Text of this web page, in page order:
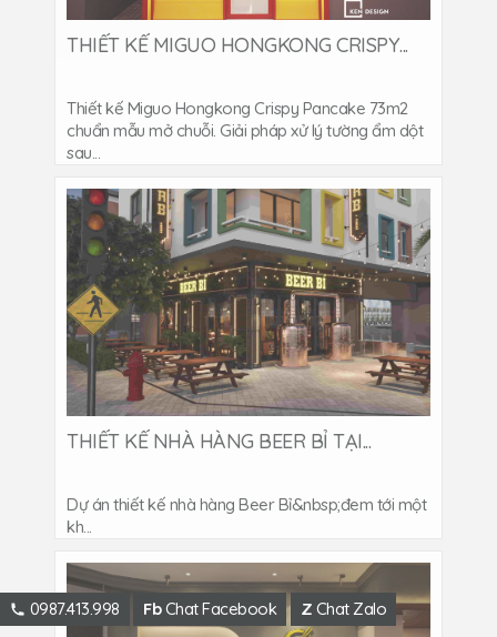
THIẾT KẾ MIGUO HONGKONG CRISPY...
Thiết kế Miguo Hongkong Crispy Pancake 73m2
chuẩn mẫu mở chuỗi. Giải pháp xử lý tường ẩm dột
sau...
THIẾT KẾ NHÀ HÀNG BEER BỈ TẠI...
Dự án thiết kế nhà hàng Beer Bỉ&nbsp;đem tới một
kh...
0987.413.998 Fb Chat Facebook Z Chat Zalo